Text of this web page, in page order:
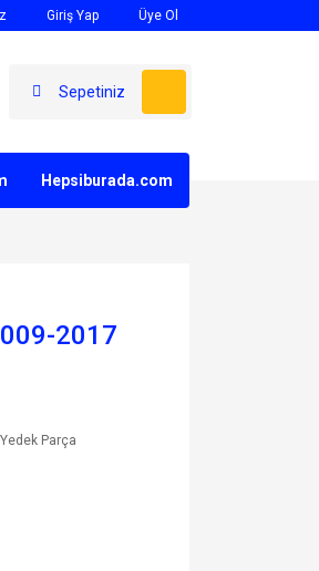
Giriş Yap Üye Ol
Sepetiniz
Hepsiburada.com
2017
Parça